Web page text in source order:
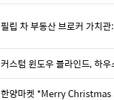
필립 차 부동산 브로커 가치
커스텀 윈도우 블라인드, 하
한양마켓 *Merry